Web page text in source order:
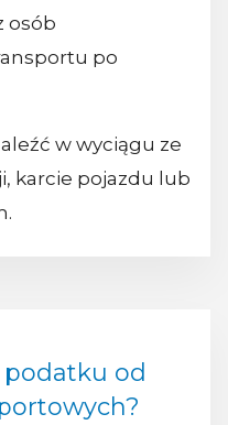
osób
po
w wyciągu ze
karcie pojazdu lub
od